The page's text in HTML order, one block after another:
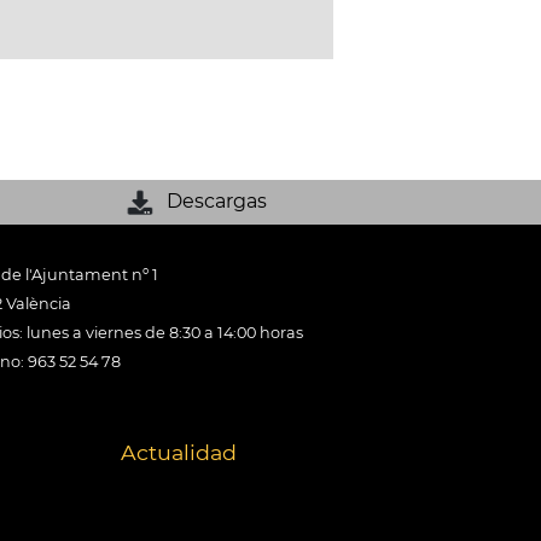
Descargas
l'Ajuntament nº 1
València
lunes a viernes de 8:30 a 14:00 horas
963 52 54 78
Actualidad